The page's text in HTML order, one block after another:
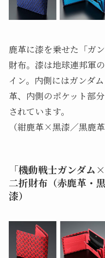
鹿革に漆を乗せた「ガ
財布。漆は地球連邦軍
イン。内側にはガンダ
革、内側のポケット部
されています。
（紺鹿革×黒漆／黒鹿
「機動戦士ガンダ
二折財布（赤鹿革・
漆）